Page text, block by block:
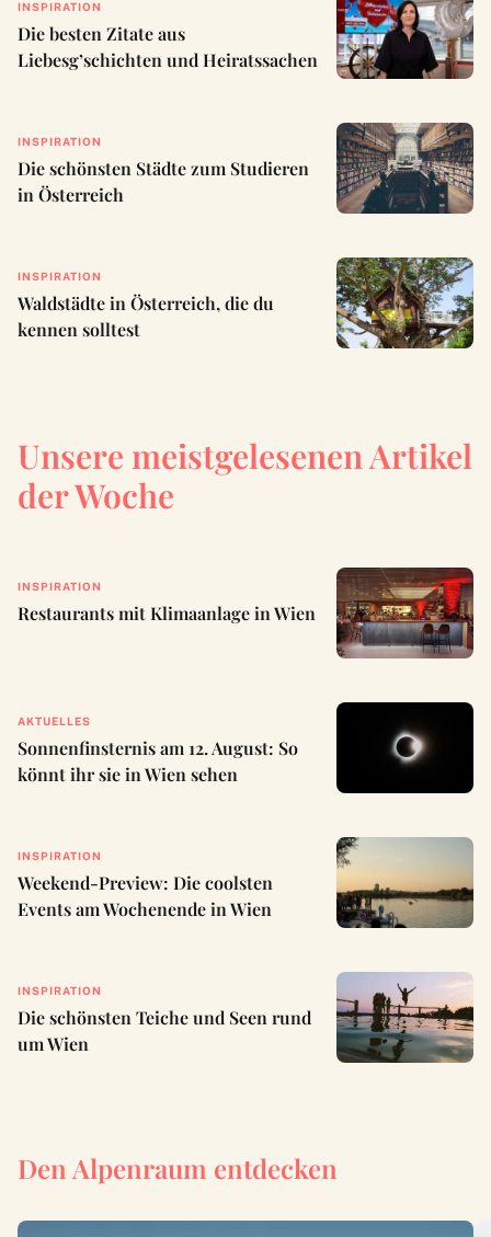
INSPIRATION
Die besten Zitate aus
Liebesg’schichten und Heiratssachen
INSPIRATION
Die schönsten Städte zum Studieren
in Österreich
INSPIRATION
Waldstädte in Österreich, die du
kennen solltest
Unsere meistgelesenen Artikel
der Woche
INSPIRATION
Restaurants mit Klimaanlage in Wien
AKTUELLES
Sonnenfinsternis am 12. August: So
könnt ihr sie in Wien sehen
INSPIRATION
Weekend-Preview: Die coolsten
Events am Wochenende in Wien
INSPIRATION
Die schönsten Teiche und Seen rund
um Wien
Den Alpenraum entdecken